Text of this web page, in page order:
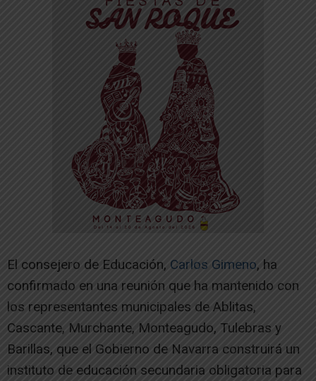
El consejero de Educación, Carlos Gimeno, ha
confirmado en una reunión que ha mantenido con
los representantes municipales de Ablitas,
Cascante, Murchante, Monteagudo, Tulebras y
Barillas, que el Gobierno de Navarra construirá un
instituto de educación secundaria obligatoria para